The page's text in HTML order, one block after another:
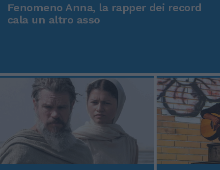
Fenomeno Anna, la rapper dei record
cala un altro asso